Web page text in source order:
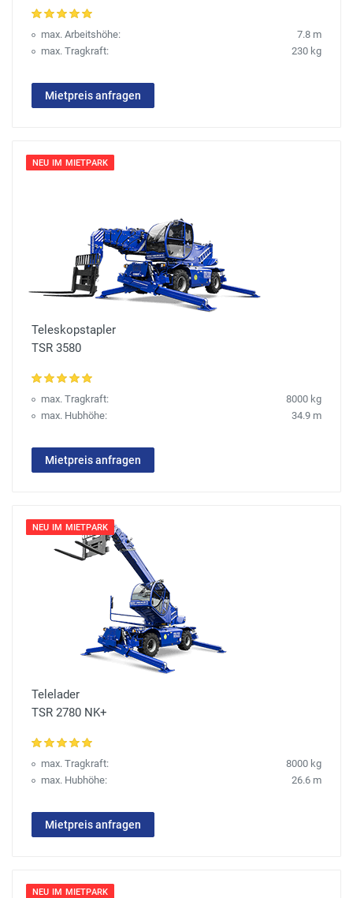
max. Arbeitshöhe:
7.8 m
max. Tragkraft:
230 kg
Mietpreis anfragen
NEU IM MIETPARK
Teleskopstapler
TSR 3580
max. Tragkraft:
8000 kg
max. Hubhöhe:
34.9 m
Mietpreis anfragen
NEU IM MIETPARK
Telelader
TSR 2780 NK+
max. Tragkraft:
8000 kg
max. Hubhöhe:
26.6 m
Mietpreis anfragen
NEU IM MIETPARK